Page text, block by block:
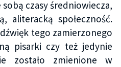
czasy średniowiecza,
aliteracką społeczność.
tego zamierzonego
pisarki czy też jedynie
zostało zmienione w